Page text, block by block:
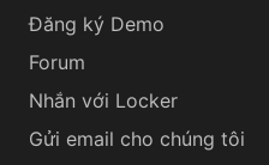
Đăng ký Demo
Forum
Nhắn với Locker
Gửi email cho chúng tôi